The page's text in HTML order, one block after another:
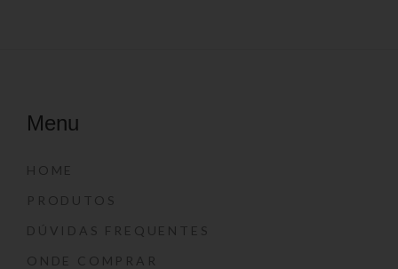
Menu
HOME
PRODUTOS
DÚVIDAS FREQUENTES
ONDE COMPRAR